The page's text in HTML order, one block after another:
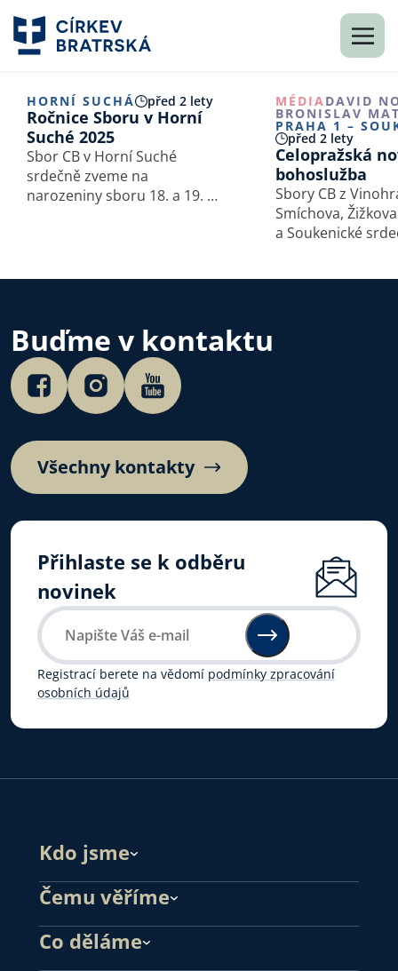
HORNÍ SUCHÁ před 2 lety
Ročnice Sboru v Horní
Suché 2025
Sbor CB v Horní Suché
srdečně zveme na
narozeniny sboru 18. a 19. 1.
MÉDIADAVID
BRONISLAV
PRAHA 1 –
před 2 lety
Celopražská
bohoslužba
Sbory CB z
Smíchova, Žižkova
a Soukenické
Buďme v kontaktu
Všechny kontakty
Přihlaste se k odběru
novinek
Registrací berete na vědomí podmínky zpracování
osobních údajů
Kdo jsme
Čemu věříme
Co děláme